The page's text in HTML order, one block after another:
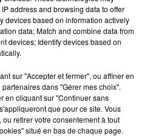
address and browsing data to offer
devices based on information actively
data; Match and combine data from
devices; Identify devices based on
sur "Accepter et fermer", ou affiner en
dans "Gérer mes choix".
en cliquant sur "Continuer sans
que pour ce site. Vous
retirer votre consentement à tout
situé en bas de chaque page.